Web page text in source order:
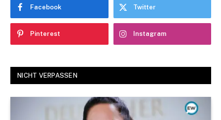
Facebook Twitter
Pinterest Instagram
NICHT VERPASSEN